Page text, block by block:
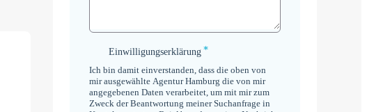
Einwilligungserklärung
Einwilligungserklärung *
Ich bin damit einverstanden, dass die oben von
mir ausgewählte Agentur Hamburg die von mir
angegebenen Daten verarbeitet, um mit mir zum
Zweck der Beantwortung meiner Suchanfrage in